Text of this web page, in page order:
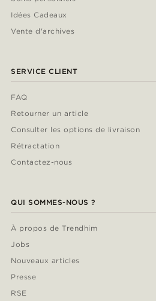
Idées Cadeaux
Vente d'archives
SERVICE CLIENT
FAQ
Retourner un article
Consulter les options de livraison
Rétractation
Contactez-nous
QUI SOMMES-NOUS ?
À propos de Trendhim
Jobs
Nouveaux articles
Presse
RSE